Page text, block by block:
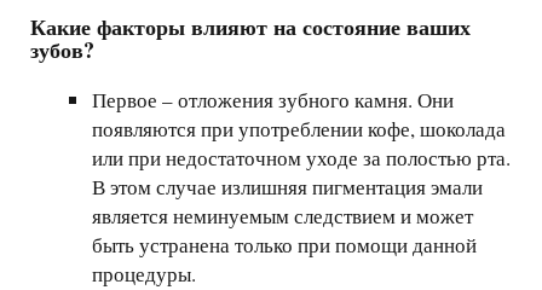
Какие факторы влияют на состояние ваших
зубов?
Первое – отложения зубного камня. Они
появляются при употреблении кофе, шоколада
или при недостаточном уходе за полостью рта.
В этом случае излишняя пигментация эмали
является неминуемым следствием и может
быть устранена только при помощи данной
процедуры.